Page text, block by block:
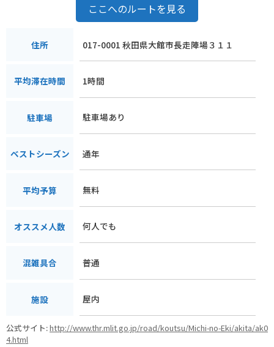
ここへのルートを見る
住所 017-0001 秋田県大館市長走陣場３１１
平均滞在時間 1時間
駐車場 駐車場あり
ベストシーズン 通年
平均予算 無料
オススメ人数 何人でも
混雑具合 普通
施設 屋内
公式サイト:http://www.thr.mlit.go.jp/road/koutsu/Michi-no-Eki/akita/ak0
4.html